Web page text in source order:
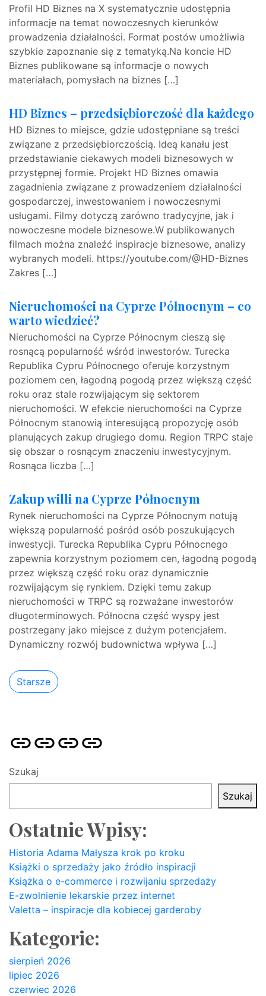
Profil HD Biznes na X systematycznie udostępnia
informacje na temat nowoczesnych kierunków
prowadzenia działalności. Format postów umożliwia
szybkie zapoznanie się z tematyką.Na koncie HD
Biznes publikowane są informacje o nowych
materiałach, pomysłach na biznes […]
HD Biznes – przedsiębiorczość dla każdego
HD Biznes to miejsce, gdzie udostępniane są treści
związane z przedsiębiorczością. Ideą kanału jest
przedstawianie ciekawych modeli biznesowych w
przystępnej formie. Projekt HD Biznes omawia
zagadnienia związane z prowadzeniem działalności
gospodarczej, inwestowaniem i nowoczesnymi
usługami. Filmy dotyczą zarówno tradycyjne, jak i
nowoczesne modele biznesowe.W publikowanych
filmach można znaleźć inspiracje biznesowe, analizy
wybranych modeli. https://youtube.com/@HD-Biznes
Zakres […]
Nieruchomości na Cyprze Północnym – co
warto wiedzieć?
Nieruchomości na Cyprze Północnym cieszą się
rosnącą popularność wśród inwestorów. Turecka
Republika Cypru Północnego oferuje korzystnym
poziomem cen, łagodną pogodą przez większą część
roku oraz stale rozwijającym się sektorem
nieruchomości. W efekcie nieruchomości na Cyprze
Północnym stanowią interesującą propozycję osób
planujących zakup drugiego domu. Region TRPC staje
się obszar o rosnącym znaczeniu inwestycyjnym.
Rosnąca liczba […]
Zakup willi na Cyprze Północnym
Rynek nieruchomości na Cyprze Północnym notują
większą popularność pośród osób poszukujących
inwestycji. Turecka Republika Cypru Północnego
zapewnia korzystnym poziomem cen, łagodną pogodą
przez większą część roku oraz dynamicznie
rozwijającym się rynkiem. Dzięki temu zakup
nieruchomości w TRPC są rozważane inwestorów
długoterminowych. Północna część wyspy jest
postrzegany jako miejsce z dużym potencjałem.
Dynamiczny rozwój budownictwa wpływa […]
Starsze
Strona
główna
Pozycjonowanie
Stron
SKLEP
SEO
BLOG
Szukaj
Szukaj
Ostatnie Wpisy:
Historia Adama Małysza krok po kroku
Książki o sprzedaży jako źródło inspiracji
Książka o e-commerce i rozwijaniu sprzedaży
E-zwolnienie lekarskie przez internet
Valetta – inspiracje dla kobiecej garderoby
Kategorie:
sierpień 2026
lipiec 2026
czerwiec 2026